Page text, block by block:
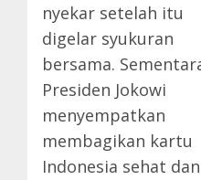
nyekar setelah itu
digelar syukuran
bersama.
Presiden Jokowi
menyempatkan
membagikan kartu
Indonesia sehat dan